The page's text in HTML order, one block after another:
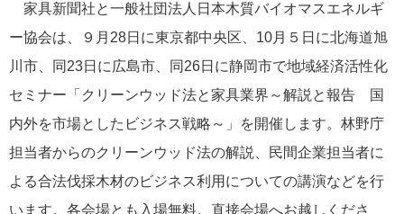
家具新聞社と一般社団法人日本木質バイオマスエネルギ
ー協会は、９月28日に東京都中央区、10月５日に北海道旭
川市、同23日に広島市、同26日に静岡市で地域経済活性化
セミナー「クリーンウッド法と家具業界～解説と報告 国
内外を市場としたビジネス戦略～」を開催します。林野庁
担当者からのクリーンウッド法の解説、民間企業担当者に
よる合法伐採木材のビジネス利用についての講演などを行
います。各会場とも入場無料。直接会場へお越しくださ